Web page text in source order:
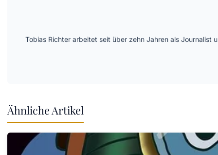
Tobias Richter arbeitet seit über zehn Jahren als
Ähnliche Artikel